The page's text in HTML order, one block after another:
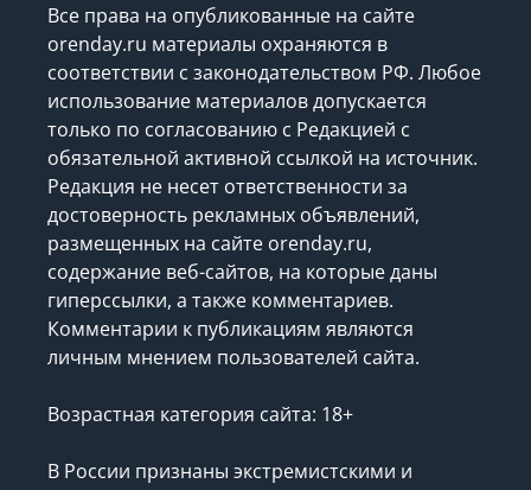
Все права на опубликованные на сайте
orenday.ru материалы охраняются в
соответствии с законодательством РФ. Любое
использование материалов допускается
только по согласованию с Редакцией с
обязательной активной ссылкой на источник.
Редакция не несет ответственности за
достоверность рекламных объявлений,
размещенных на сайте orenday.ru,
содержание веб-сайтов, на которые даны
гиперссылки, а также комментариев.
Комментарии к публикациям являются
личным мнением пользователей сайта.
Возрастная категория сайта: 18+
В России признаны экстремистскими и